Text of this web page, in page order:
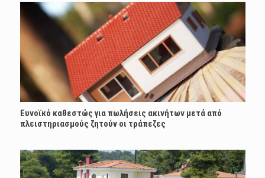
Ευνοϊκό καθεστώς για πωλήσεις ακινήτων μετά από
πλειστηριασμούς ζητούν οι τράπεζες